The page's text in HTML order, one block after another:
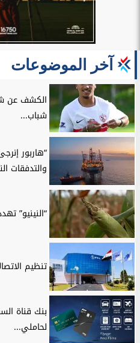
آخر الموضوعات
الكشف عن
شباب...
“هاربور
والتدفقات
“النينيو”
تنظيم
بنك قناة
لحاملي...